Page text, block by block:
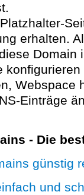
erhalten.
Domain
Webspace
Einträge
- Die
günstig
und